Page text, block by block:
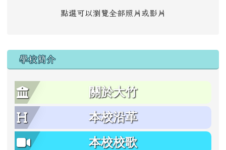
點選可以瀏覽全部照片或影片
學校簡介
關於大竹
本校沿革
本校校歌